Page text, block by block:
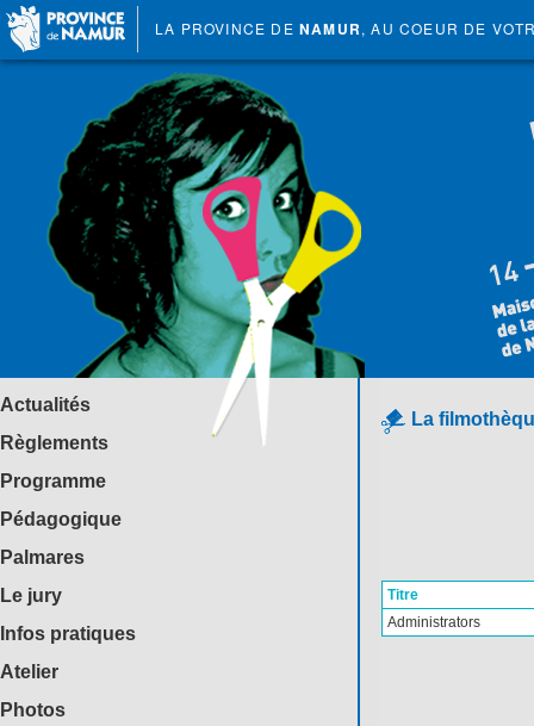
LA PROVINCE DE NAMUR, AU COEUR DE
Actualités
Règlements
Programme
Pédagogique
Palmares
Le jury
Infos pratiques
Atelier
Photos
La
Titre
Administrators